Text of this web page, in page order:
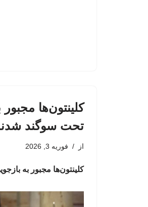
کلینتون‌ها
تحت سوگند
از فوریه 3, 2026
کلینتون‌ها مجبور به